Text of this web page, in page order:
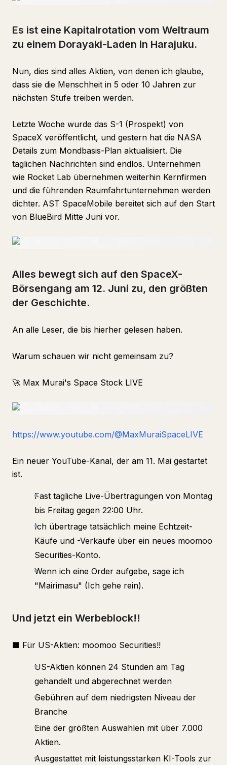
Es ist eine Kapitalrotation vom Weltraum
zu einem Dorayaki-Laden in Harajuku.
Nun, dies sind alles Aktien, von denen ich glaube,
dass sie die Menschheit in 5 oder 10 Jahren zur
nächsten Stufe treiben werden.
Letzte Woche wurde das S-1 (Prospekt) von
SpaceX veröffentlicht, und gestern hat die NASA
Details zum Mondbasis-Plan aktualisiert. Die
täglichen Nachrichten sind endlos. Unternehmen
wie Rocket Lab übernehmen weiterhin Kernfirmen
und die führenden Raumfahrtunternehmen werden
dichter. AST SpaceMobile bereitet sich auf den Start
von BlueBird Mitte Juni vor.
Alles bewegt sich auf den SpaceX-
Börsengang am 12. Juni zu, den größten
der Geschichte.
An alle Leser, die bis hierher gelesen haben.
Warum schauen wir nicht gemeinsam zu?
🚀 Max Murai's Space Stock LIVE
https://www.youtube.com/@MaxMuraiSpaceLIVE
Ein neuer YouTube-Kanal, der am 11. Mai gestartet
ist.
Fast tägliche Live-Übertragungen von Montag
bis Freitag gegen 22:00 Uhr.
Ich übertrage tatsächlich meine Echtzeit-
Käufe und -Verkäufe über ein neues moomoo
Securities-Konto.
Wenn ich eine Order aufgebe, sage ich
"Mairimasu" (Ich gehe rein).
Und jetzt ein Werbeblock!!
■ Für US-Aktien: moomoo Securities!!
US-Aktien können 24 Stunden am Tag
gehandelt und abgerechnet werden
Gebühren auf dem niedrigsten Niveau der
Branche
Eine der größten Auswahlen mit über 7.000
Aktien.
Ausgestattet mit leistungsstarken KI-Tools zur